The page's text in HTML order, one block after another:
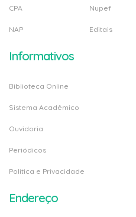
CPA
NAP
Nupef
Editais
Informativos
Biblioteca Online
Sistema Acadêmico
Ouvidoria
Periódicos
Politica e Privacidade
Endereço